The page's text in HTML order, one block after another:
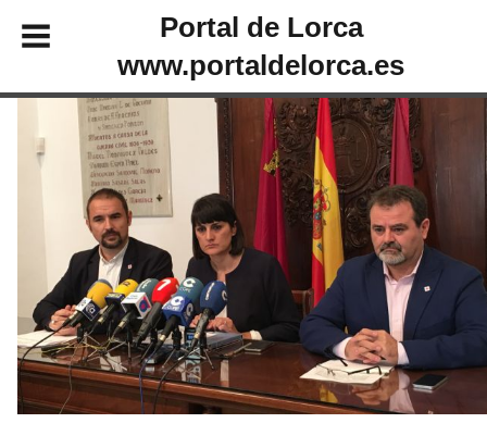
Portal de Lorca
www.portaldelorca.es